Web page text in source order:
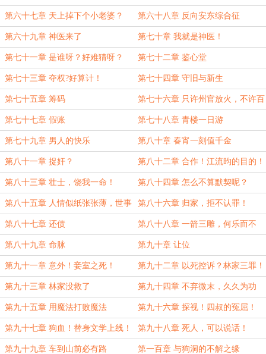
第六十七章 天上掉下个小老婆？ 第六十八章 反向安东综合征
第六十九章 神医来了 第七十章 我就是神医！
第七十一章 是谁呀？好难猜呀？ 第七十二章 鉴心堂
第七十三章 夺权?好算计！ 第七十四章 守旧与新生
第七十五章 筹码 第七十六章 只许州官放火，不许百
姓点灯
第七十七章 假账 第七十八章 青楼一日游
第七十九章 男人的快乐 第八十章 春宵一刻值千金
第八十一章 捉奸？ 第八十二章 合作！江流昀的目的！
第八十三章 壮士，饶我一命！ 第八十四章 怎么不算默契呢？
第八十五章 人情似纸张张薄，世事
如棋局局新
第八十六章 归家，拒不认罪！
第八十七章 还债 第八十八章 一箭三雕，何乐而不
为？
第八十九章 命脉 第九十章 让位
第九十一章 意外！妾室之死！ 第九十二章 以死控诉？林家三罪！
第九十三章 林家没救了 第九十四章 不弃微末，久久为功
第九十五章 用魔法打败魔法 第九十六章 探视！四叔的冤屈！
第九十七章 狗血！替身文学上线！ 第九十八章 死人，可以说话！
第九十九章 车到山前必有路 第一百章 与狗洞的不解之缘